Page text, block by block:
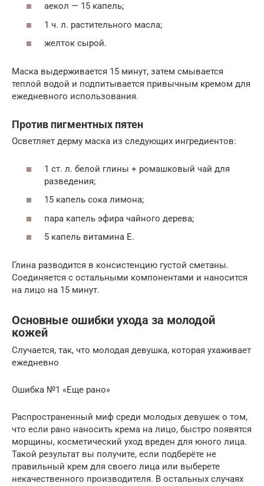
аекол — 15 капель;
1 ч. л. растительного масла;
желток сырой.
Маска выдерживается 15 минут, затем смывается
теплой водой и подпитывается привычным кремом для
ежедневного использования.
Против пигментных пятен
Осветляет дерму маска из следующих ингредиентов:
1 ст. л. белой глины + ромашковый чай для
разведения;
15 капель сока лимона;
пара капель эфира чайного дерева;
5 капель витамина Е.
Глина разводится в консистенцию густой сметаны.
Соединяется с остальными компонентами и наносится
на лицо на 15 минут.
Основные ошибки ухода за молодой
кожей
Случается, так, что молодая девушка, которая ухаживает
ежедневно
Ошибка №1 «Еще рано»
Распространенный миф среди молодых девушек о том,
что если рано наносить крема на лицо, быстро появятся
морщины, косметический уход вреден для юного лица.
Такой результат вы получите, если подберёте не
правильный крем для своего лица или выберете
некачественного производителя. В остальных случаях